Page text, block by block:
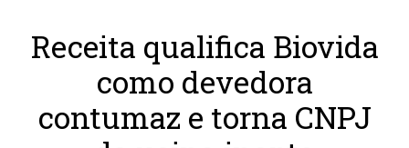
Receita qualifica Biovida
como devedora
contumaz e torna CNPJ